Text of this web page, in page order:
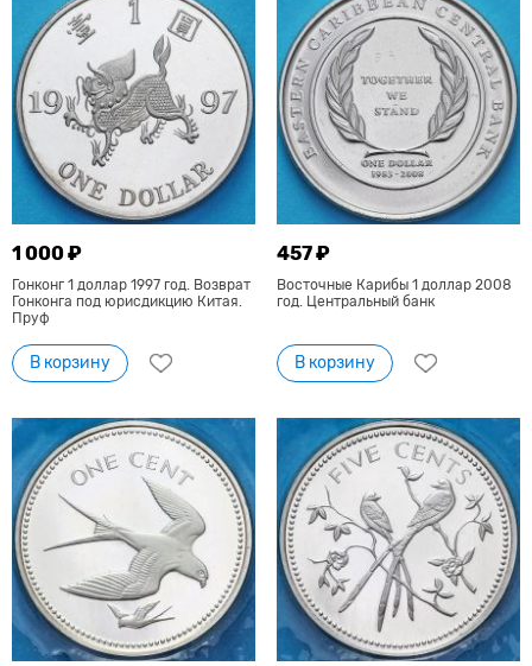
1 000 ₽
Гонконг 1 доллар 1997 год. Возврат
Гонконга под юрисдикцию Китая.
Пруф
В корзину
457 ₽
Восточные Карибы 1 доллар 2008
год. Центральный банк
В корзину